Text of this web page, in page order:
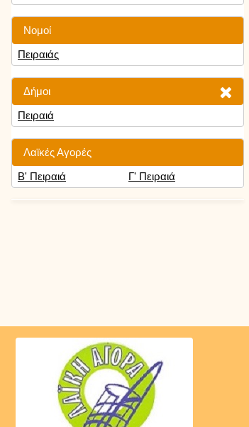
Νομοί
Πειραιάς
Δήμοι
Πειραιά
Λαϊκές Αγορές
Β' Πειραιά
Γ' Πειραιά